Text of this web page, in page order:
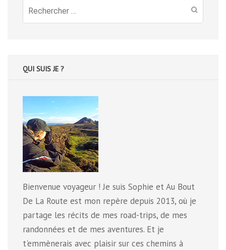
Recherche
pour
QUI SUIS JE ?
Bienvenue voyageur ! Je suis Sophie et Au Bout
De La Route est mon repère depuis 2013, où je
partage les récits de mes road-trips, de mes
randonnées et de mes aventures. Et je
t'emmènerais avec plaisir sur ces chemins à